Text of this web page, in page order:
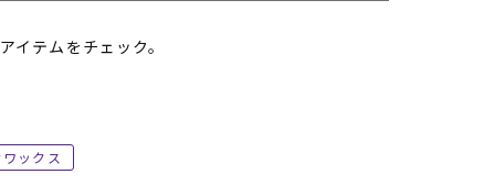
テムをチェック。
ワックス